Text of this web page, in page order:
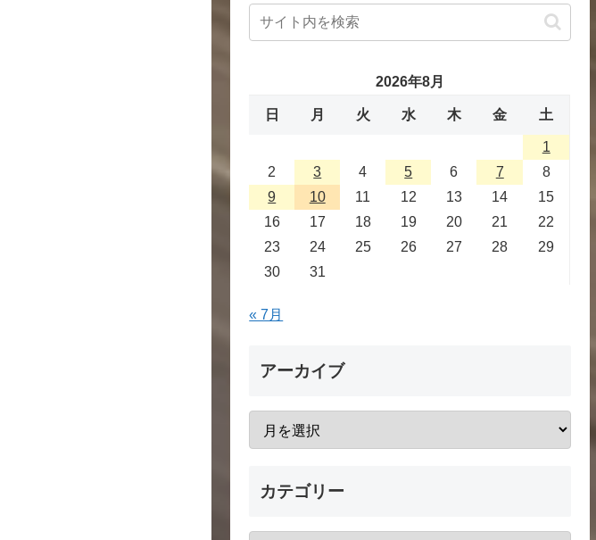
2026年8月
日 月 火 水 木 金 土
1
2
3 4 5 6 7
8
9
10 11 12 13 14
15
16
17 18 19 20 21
22
23
24 25 26 27 28
29
30
31
« 7月
アーカイブ
カテゴリー